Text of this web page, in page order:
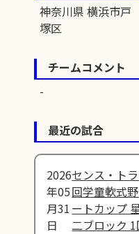
神奈川県 横浜市戸
塚区
チームコメント
最近の試合
2026
年05
月31
日
センス・ト
回学童軟式
ートカップ
二ブロック